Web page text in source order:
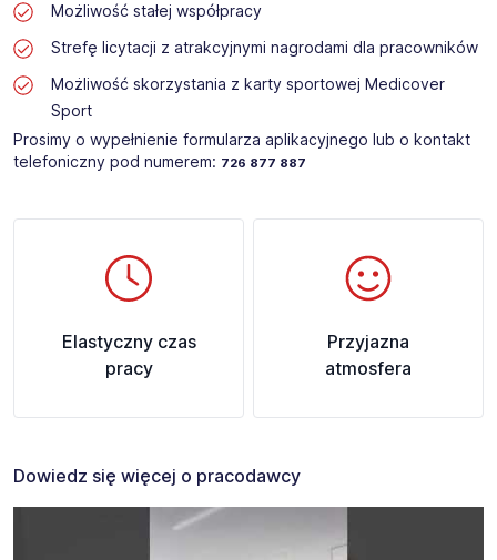
Możliwość stałej współpracy
Strefę licytacji z atrakcyjnymi nagrodami dla pracowników
Możliwość skorzystania z karty sportowej Medicover
Sport
Prosimy o wypełnienie formularza aplikacyjnego lub o kontakt
telefoniczny pod numerem: 726 877 887
Elastyczny czas
pracy
Przyjazna
atmosfera
Dowiedz się więcej o pracodawcy